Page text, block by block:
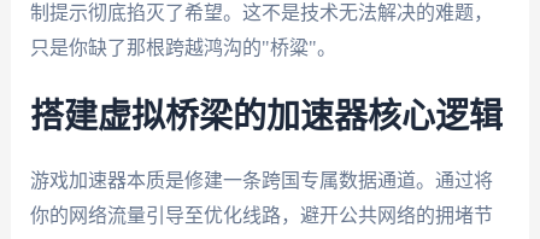
制提示彻底掐灭了希望。这不是技术无法解决的难题，
只是你缺了那根跨越鸿沟的"桥粱"。
搭建虚拟桥梁的加速器核心逻辑
游戏加速器本质是修建一条跨国专属数据通道。通过将
你的网络流量引导至优化线路，避开公共网络的拥堵节